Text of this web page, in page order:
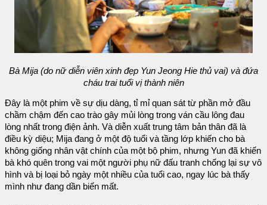
Bà Mija (do nữ diễn viên xinh đẹp Yun Jeong Hie thủ vai) và đứa
cháu trai tuổi vị thành niên
Đây là một phim về sự dịu dàng, tỉ mỉ quan sát từ phần mở đầu
chầm chậm đến cao trào gây mủi lòng trong ván cầu lông đau
lòng nhất trong điện ảnh. Và diễn xuất trung tâm bản thân đã là
điều kỳ diệu; Mija đang ở một độ tuổi và tầng lớp khiến cho bà
không giống nhân vật chính của một bộ phim, nhưng Yun đã khiến
bà khó quên trong vai một người phụ nữ đấu tranh chống lại sự vô
hình và bị loại bỏ ngày một nhiều của tuổi cao, ngay lúc bà thấy
mình như đang dần biến mất.